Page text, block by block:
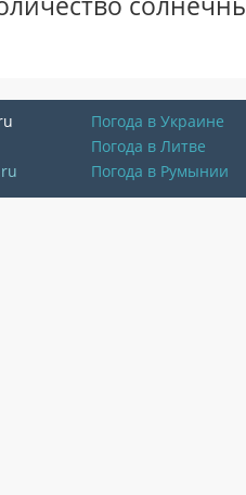
Погода в Украине
Погода в Литве
Погода в Румынии